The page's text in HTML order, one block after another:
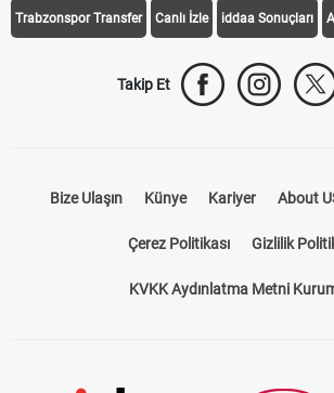
Trabzonspor Transfer Canlı İzle iddaa Sonuçları
Takip Et
Bize Ulaşın Künye Kariyer About
Çerez Politikası Gizlilik
KVKK Aydınlatma Metni